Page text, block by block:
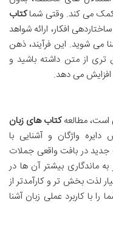
کمک می کند. وقتی شماکتاب
افکار، ارائه شواهد
می شوید. این فرآیند، ذهن
از متن داشته باشید و
افزایش می دهد.
است، مطالعهکتاب های زبان
واژگان و آشنایی با
در بافت واقعی جملات
ماندگاری بیشتر آن ها در
لذت بخش تر و کارآمدتر از
با کاربرد عملی زبان آشنا